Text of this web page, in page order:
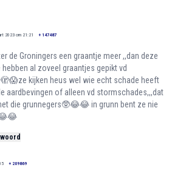
2023 om 21:21 + 147487
de Groningers een graantje meer ,,dan deze
hebben al zoveel graantjes gepikt vd
🫣😱ze kijken heus wel wie echt schade heeft
aardbevingen of alleen vd stormschades,,,dat
die grunnegers🥸😂😂 in grunn bent ze nie
+ 209869